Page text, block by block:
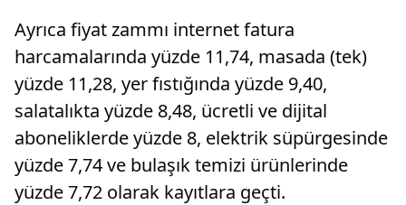
Ayrıca fiyat zammı internet fatura
harcamalarında yüzde 11,74, masada (tek)
yüzde 11,28, yer fıstığında yüzde 9,40,
salatalıkta yüzde 8,48, ücretli ve dijital
aboneliklerde yüzde 8, elektrik süpürgesinde
yüzde 7,74 ve bulaşık temizi ürünlerinde
yüzde 7,72 olarak kayıtlara geçti.